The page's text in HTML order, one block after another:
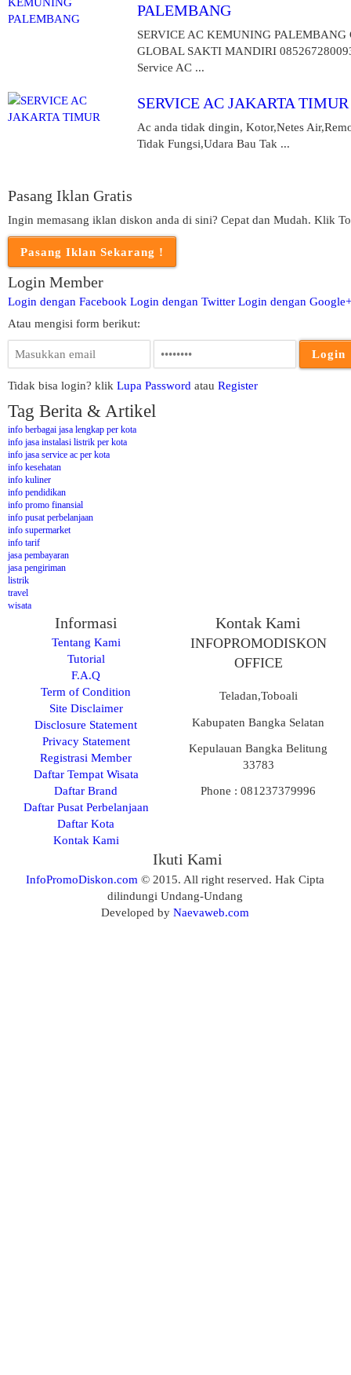
PALEMBANG
SERVICE AC KEMUNING PALEMBANG
GLOBAL SAKTI MANDIRI
Service AC ...
SERVICE AC JAKARTA TIMUR
Ac anda tidak dingin, Kotor,Netes
Tidak Fungsi,Udara Bau Tak ...
Pasang Iklan Gratis
Ingin memasang iklan diskon anda di sini? Cepat dan Mudah. Klik
Login Member
Login dengan Facebook Login dengan Twitter Login dengan Google+
Atau mengisi form berikut:
Tidak bisa login? klik Lupa Password atau Register
Tag Berita & Artikel
info berbagai jasa lengkap per kota
info jasa instalasi listrik per kota
info jasa service ac per kota
info kesehatan
info kuliner
info pendidikan
info promo finansial
info pusat perbelanjaan
info supermarket
info tarif
jasa pembayaran
jasa pengiriman
listrik
travel
wisata
Informasi
Tentang Kami
Tutorial
F.A.Q
Term of Condition
Site Disclaimer
Disclosure Statement
Privacy Statement
Registrasi Member
Daftar Tempat Wisata
Daftar Brand
Daftar Pusat Perbelanjaan
Daftar Kota
Kontak Kami
Kontak Kami
INFOPROMODISKON
OFFICE
Teladan,Toboali
Kabupaten Bangka Selatan
Kepulauan Bangka Belitung
33783
Phone : 081237379996
Ikuti Kami
InfoPromoDiskon.com © 2015. All right reserved. Hak Cipta
dilindungi Undang-Undang
Developed byNaevaweb.com